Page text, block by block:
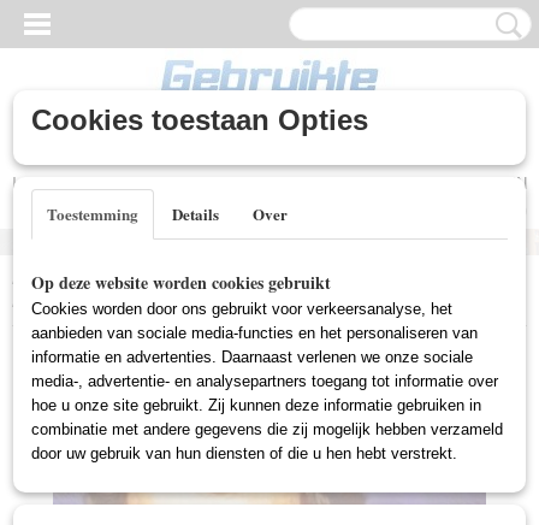
Inloggen
UW WINKELWAGEN
Home >Gebruikte DVD's>T.V. Series Gebruikt
Best Of (Gebruikt)
Cookies toestaan Opties
Toestemming Details Over
Op deze website worden cookies gebruikt
Cookies worden door ons gebruikt voor verkeersanalyse, het
aanbieden van sociale media-functies en het personaliseren van
informatie en advertenties. Daarnaast verlenen we onze sociale
media-, advertentie- en analysepartners toegang tot informatie over
hoe u onze site gebruikt. Zij kunnen deze informatie gebruiken in
combinatie met andere gegevens die zij mogelijk hebben verzameld
door uw gebruik van hun diensten of die u hen hebt verstrekt.